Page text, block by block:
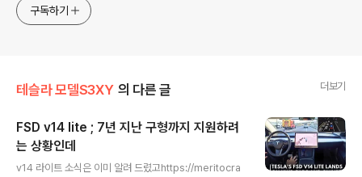
구독하기
테슬라 모델S3XY 의 다른 글 더보기
FSD v14 lite ; 7년 지난 구형까지 지원하려
는 상황인데
v14 라이트 소식은 이미 알려 드렸고https://meritocra